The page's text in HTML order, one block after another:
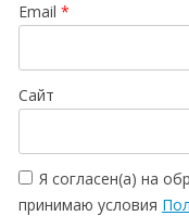
Email *
Сайт
Я согласен(а) на
принимаю условия